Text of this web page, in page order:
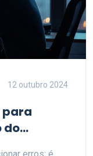
12 outubro 2024
para
do
erros; é